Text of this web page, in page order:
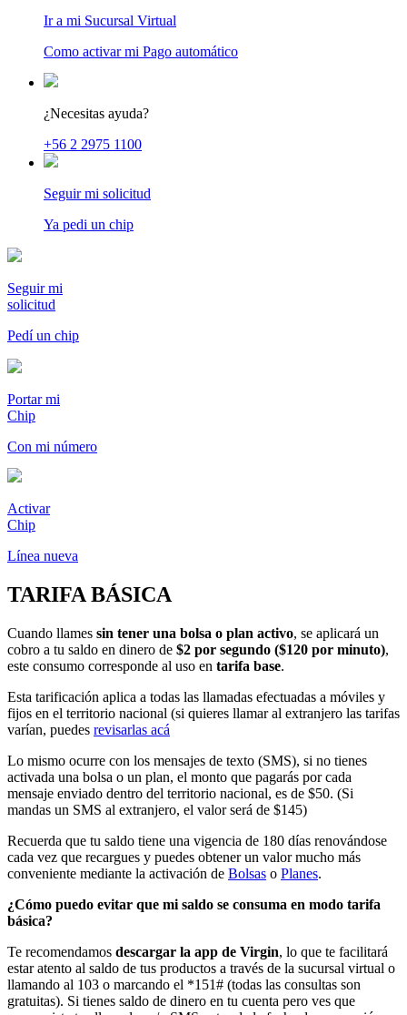
Ir a mi Sucursal Virtual
Como activar mi Pago automático
¿Necesitas ayuda?
+56 2 2975 1100
Seguir mi solicitud
Ya pedi un chip
Seguir mi
solicitud
Pedí un chip
Portar mi
Chip
Con mi número
Activar
Chip
Línea nueva
TARIFA BÁSICA
Cuando llames sin tener una bolsa o plan activo, se aplicará un
cobro a tu saldo en dinero de $2 por segundo ($120 por minuto),
este consumo corresponde al uso en tarifa base.
Esta tarificación aplica a todas las llamadas efectuadas a móviles y
fijos en el territorio nacional (si quieres llamar al extranjero las tarifas
varían, puedes revisarlas acá
Lo mismo ocurre con los mensajes de texto (SMS), si no tienes
activada una bolsa o un plan, el monto que pagarás por cada
mensaje enviado dentro del territorio nacional, es de $50. (Si
mandas un SMS al extranjero, el valor será de $145)
Recuerda que tu saldo tiene una vigencia de 180 días renovándose
cada vez que recargues y puedes obtener un valor mucho más
conveniente mediante la activación de Bolsas o Planes.
¿Cómo puedo evitar que mi saldo se consuma en modo tarifa
básica?
Te recomendamos descargar la app de Virgin, lo que te facilitará
estar atento al saldo de tus productos a través de la sucursal virtual o
llamando al 103 o marcando el *151# (todas las consultas son
gratuitas). Si tienes saldo de dinero en tu cuenta pero ves que